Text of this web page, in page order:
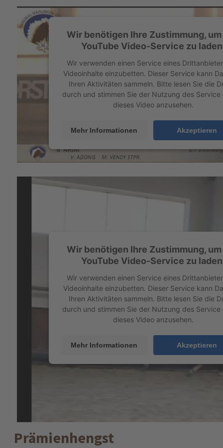
Wir benötigen Ihre Zustimmung,
YouTube Video-Service zu
Wir verwenden einen Service eines
Videoinhalte einzubetten. Dieser Service kann
Ihren Aktivitäten sammeln. Bitte lesen Sie die
durch und stimmen Sie der Nutzung des Service
dieses Video anzusehen.
Mehr Informationen Akzeptieren
Wir benötigen Ihre Zustimmung,
YouTube Video-Service zu
Wir verwenden einen Service eines
Videoinhalte einzubetten. Dieser Service kann
Ihren Aktivitäten sammeln. Bitte lesen Sie die
durch und stimmen Sie der Nutzung des Service
dieses Video anzusehen.
Mehr Informationen Akzeptieren
Prämienhengst